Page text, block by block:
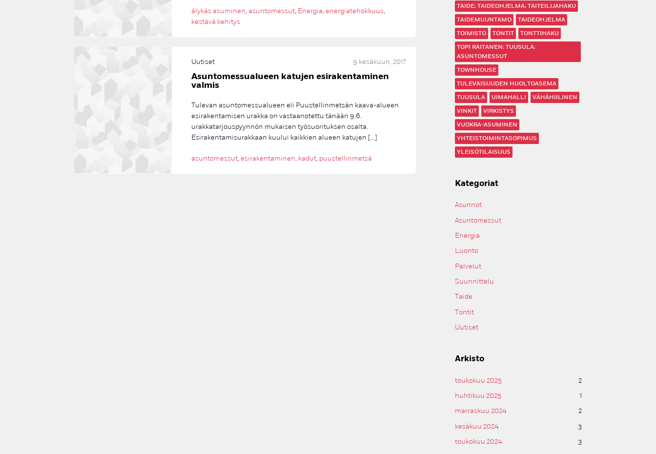
TAIDE; TAIDEOHJELMA; TAITEILIJAHAKU
TAIDEMUUNTAMO
TAIDEOHJELMA
TOIMISTO
TONTIT
TONTTIHAKU
TOPI RAITANEN; TUUSULA;
ASUNTOMESSUT
TOWNHOUSE
TULEVAISUUDEN HUOLTOASEMA
TUUSULA
UIMAHALLI
VÄHÄHIILINEN
VINKIT
VIRKISTYS
VUOKRA-ASUMINEN
YHTEISTOIMINTASOPIMUS
YLEISÖTILAISUUS
Kategoriat
Asunnot
Asuntomessut
Energia
Luonto
Palvelut
Suunnittelu
Taide
Tontit
Uutiset
Arkisto
toukokuu 2025
2
huhtikuu 2025
1
marraskuu 2024
2
kesäkuu 2024
3
toukokuu 2024
3
älykäs asuminen, asuntomessut, Energia, energiatehokkuus,
kestävä kehitys
Uutiset 9 kesäkuun, 2017
Asuntomessualueen katujen esirakentaminen
valmis
Tulevan asuntomessualueen eli Puustellinmetsän kaava-alueen
esirakentamisen urakka on vastaanotettu tänään 9.6.
urakkatarjouspyynnön mukaisen työsuorituksen osalta.
Esirakentamisurakkaan kuului kaikkien alueen katujen […]
asuntomessut, esirakentaminen, kadut, puustellinmetsä